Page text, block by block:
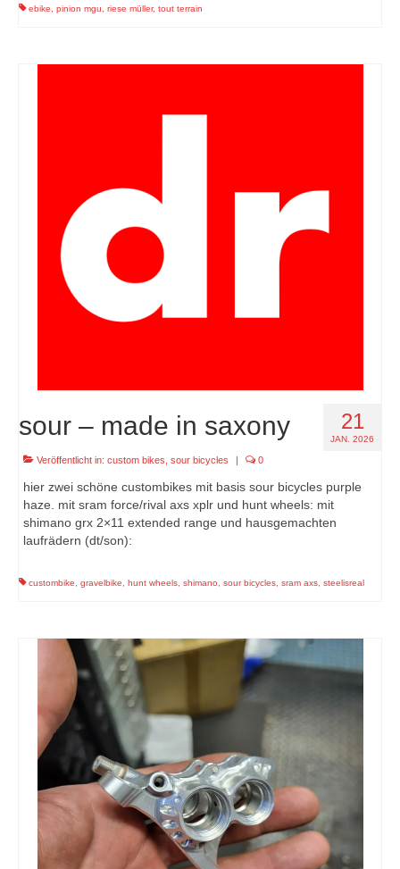
ebike pinion mgu riese müller, tout terrain
21
JAN. 2026
sour – made in saxony
Veröffentlicht in: custom bikes sour bicycles | 0
hier zwei schöne custombikes mit basis sour bicycles purple
haze. mit sram force/rival axs xplr und hunt wheels: mit
shimano grx 2×11 extended range und hausgemachten
laufrädern (dt/son):
custombike gravelbike hunt wheels shimano sour bicycles sram axs steelisreal